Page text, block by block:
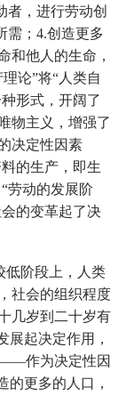
者，进行劳动创
需；4.创造更多
和他人的生命，
论”将“人类自
形式，开阔了
物主义，增强了
决定性因素
的生产，即生
劳动的发展阶
的变革起了决
低阶段上，人类
社会的组织程度
几岁到二十岁有
展起决定作用，
作为决定性因
的更多的人口，